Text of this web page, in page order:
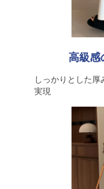
高級感
しっかりとした
実現